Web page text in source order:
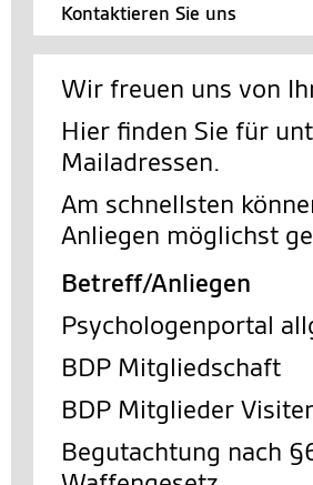
Kontaktieren Sie uns
Wir freuen uns von
Hier finden Sie für
Mailadressen.
Am schnellsten
Anliegen möglichst
Betreff/Anliegen
Psychologenportal
BDP Mitgliedschaft
BDP Mitglieder
Begutachtung nach